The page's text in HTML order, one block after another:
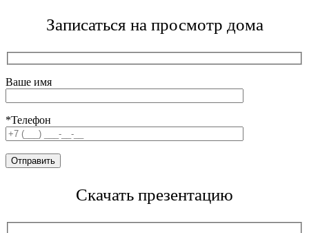
Записаться на просмотр дома
Ваше имя
*Телефон
Скачать презентацию